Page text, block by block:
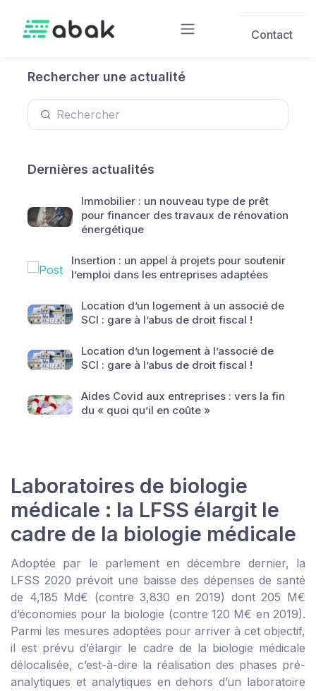
Contact
Rechercher une actualité
Dernières actualités
Immobilier : un nouveau type de prêt
pour financer des travaux de rénovation
énergétique
Insertion : un appel à projets pour soutenir
l’emploi dans les entreprises adaptées
Location d’un logement à un associé de
SCI : gare à l’abus de droit fiscal !
Location d’un logement à l’associé de
SCI : gare à l’abus de droit fiscal !
Aides Covid aux entreprises : vers la fin
du « quoi qu’il en coûte »
Laboratoires de biologie
médicale : la LFSS élargit le
cadre de la biologie médicale
Adoptée par le parlement en décembre dernier, la
LFSS 2020 prévoit une baisse des dépenses de santé
de 4,185 Md€ (contre 3,830 en 2019) dont 205 M€
d’économies pour la biologie (contre 120 M€ en 2019).
Parmi les mesures adoptées pour arriver à cet objectif,
il est prévu d’élargir le cadre de la biologie médicale
délocalisée, c’est-à-dire la réalisation des phases pré-
analytiques et analytiques en dehors d’un laboratoire